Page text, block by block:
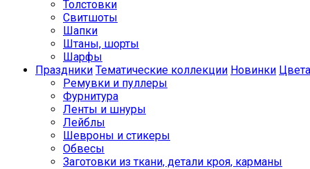
Толстовки
Свитшоты
Шапки
Штаны, шорты
Шарфы
Праздники Тематические коллекции Новинки Цвета
Ремувки и пуллеры
Фурнитура
Ленты и шнуры
Лейблы
Шевроны и стикеры
Обвесы
Заготовки из ткани, детали кроя, карманы